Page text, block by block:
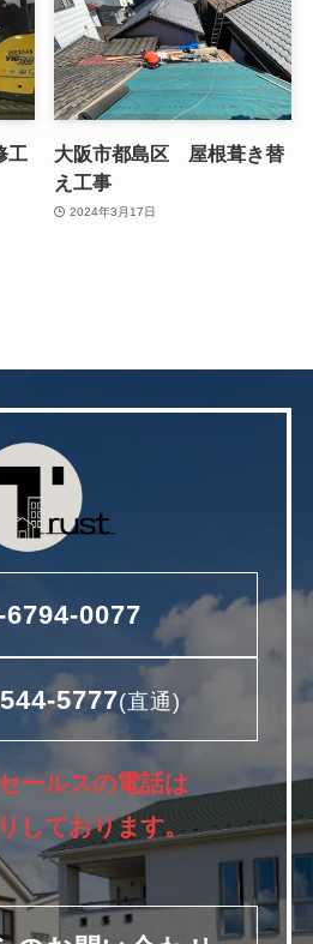
工
大阪市都島区 屋根葺き替
え工事
2024年3月17日
6794-0077
5777(直通)
ールスの電話は
しております。